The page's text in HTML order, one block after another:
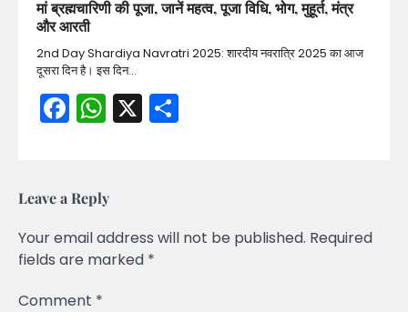
मां ब्रह्मचारिणी की पूजा, जानें महत्व, पूजा विधि, भोग, मुहूर्त, मंत्र
और आरती
2nd Day Shardiya Navratri 2025: शारदीय नवरात्रि 2025 का आज
दूसरा दिन है। इस दिन…
Facebook
WhatsApp
X
Leave a Reply
Your email address will not be published. Required
fields are marked *
Comment *